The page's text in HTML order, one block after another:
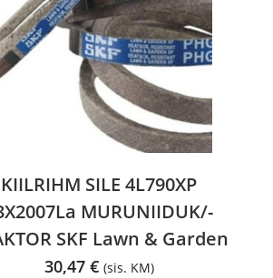
KIILRIHM SILE 4L790XP
MURUNIIDUK/-
SKF Lawn & Garden
30,47 € (sis. KM)